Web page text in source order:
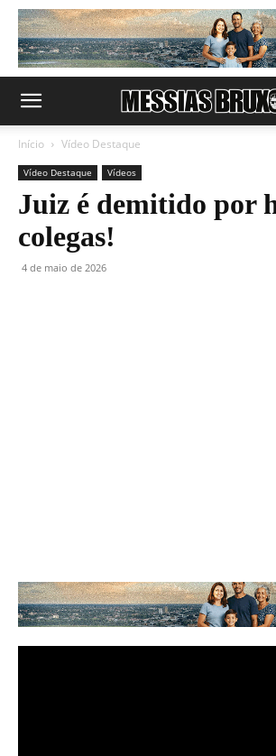
Início Vídeo Destaque
Vídeo Destaque Vídeos
Juiz é demitido por
colegas!
4 de maio de 2026